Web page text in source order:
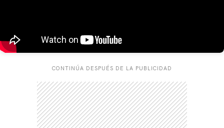
CONTINÚA DESPUÉS DE LA PUBLICIDAD